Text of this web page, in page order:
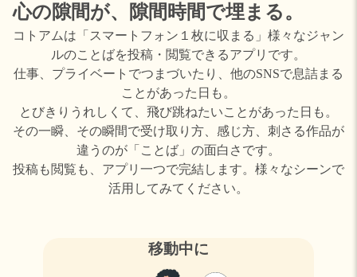
心の隙間が、 隙間時間で埋まる。
コトアムは「スマートフォン１枚に収まる」様々なジャン
ルのことばを投稿・閲覧できるアプリです。
仕事、プライベートでつまづいたり、他のSNSで息詰まる
ことがあった日も。
とびきりうれしくて、飛び跳ねたいことがあった日も。
その一瞬、その瞬間で受け取り方、感じ方、刺さる作品が
違うのが「ことば」の面白さです。
投稿も閲覧も、アプリ一つで完結します。様々なシーンで
活用してみてください。
移動中に